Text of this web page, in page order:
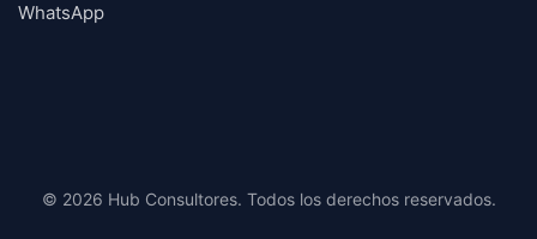
WhatsApp
© 2026 Hub Consultores. Todos los derechos reservados.